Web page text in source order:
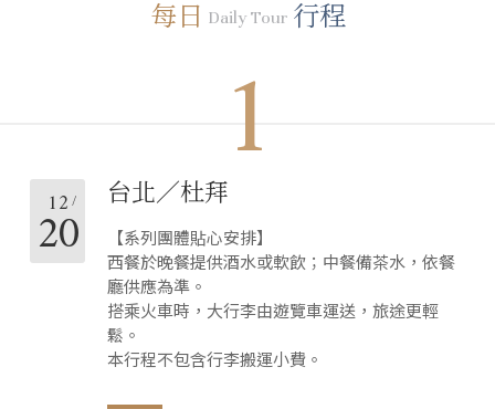
每日 Daily Tour 行程
1
12
20
台北／杜拜
【系列團體貼心安排】
西餐於晚餐提供酒水或軟飲；中餐備茶水，依餐
廳供應為準。
搭乘火車時，大行李由遊覽車運送，旅途更輕
鬆。
本行程不包含行李搬運小費。